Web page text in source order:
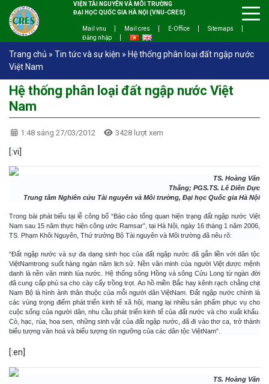
VIỆN TÀI NGUYÊN VÀ MÔI TRƯỜNG
ĐẠI HỌC QUỐC GIA HÀ NỘI (VNU-CRES)
Mail vnu Mail cres E-Office
Sitemaps
Đăng nhập
Trang chủ » Tin tức và sự kiện » Hệ thống phân loại đất ngập nước
Việt Nam
Hệ thống phân loại đất ngập nước Việt
Nam
1:48 sáng 27/03/2012 3428 lượt xem
[:vi]
TS. Hoàng Văn
Thắng; PGS.TS. Lê Diên Dực
Trung tâm Nghiên cứu Tài nguyên và Môi trường, Đại học Quốc gia Hà Nội
Trong bài phát biểu tại lễ công bố “Báo cáo tổng quan hiện trạng đất ngập nước Việt
Nam sau 15 năm thực hiện công ước Ramsar”, tại Hà Nội, ngày 16 tháng 1 năm 2006,
TS. Phạm Khôi Nguyên, Thứ trưởng Bộ Tài nguyên và Môi trường đã nêu rõ:
“Đất ngập nước và sự đa dạng sinh học của đất ngập nước đã gắn liền với dân tộc
ViệtNamtrong suốt hàng ngàn năm lịch sử. Nền văn minh của người Việt được mệnh
danh là nền văn minh lúa nước. Hệ thống sông Hồng và sông Cửu Long từ ngàn đời
đã cung cấp phù sa cho cày cấy trồng trọt. Ao hồ miền Bắc hay kênh rạch chằng chịt
Nam Bộ là hình ảnh thân thuộc của mỗi người dân ViệtNam. Đất ngập nước chính là
các vùng trọng điểm phát triển kinh tế xã hội, mang lại nhiều sản phẩm phục vụ cho
cuộc sống của người dân, nhu cầu phát triển kinh tế của đất nước và cho xuất khẩu.
Cò, hạc, rùa, hoa sen, những sinh vật của đất ngập nước, đã đi vào thơ ca, trở thành
biểu tượng văn hoá và biểu tượng tín ngưỡng của các dân tộc ViệtNam”.
[:en]
TS. Hoàng Văn